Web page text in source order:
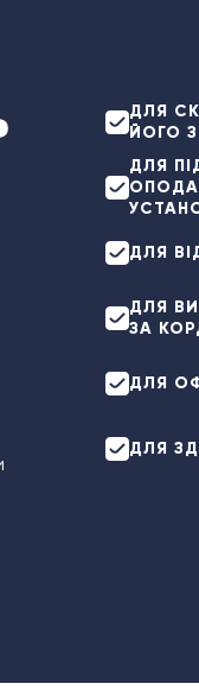
ДЛЯ
ЙОГО
ДЛЯ
ДЛЯ
ДЛЯ
ЗА
ДЛЯ
ДЛЯ